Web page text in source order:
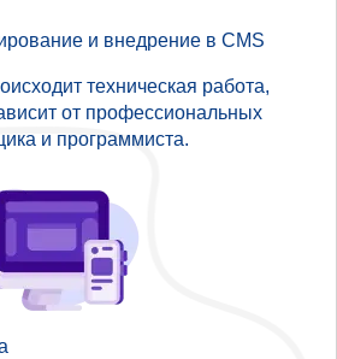
и внедрение в CMS
техническая работа,
от профессиональных
и программиста.